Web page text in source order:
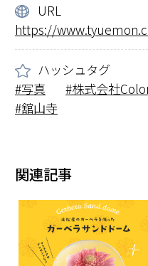
URL
https://
ハッシュタグ
写真
株式会社
舘山寺
関連記事